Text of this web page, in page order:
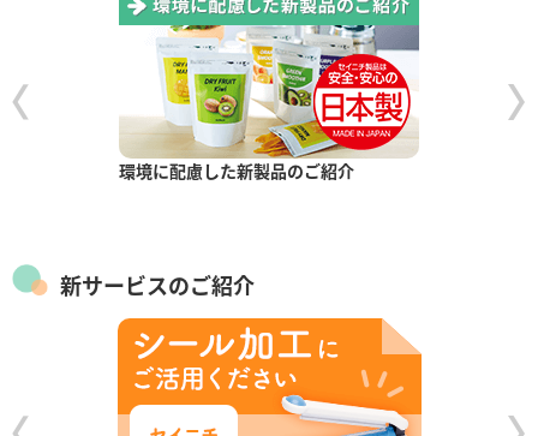
環境に配慮した新製品のご紹介
新サービスのご紹介